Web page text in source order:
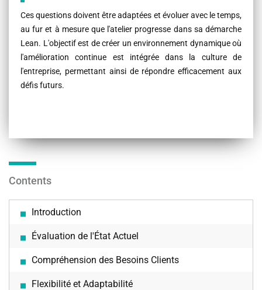
Ces questions doivent être adaptées et évoluer avec le temps,
au fur et à mesure que l'atelier progresse dans sa démarche
Lean. L'objectif est de créer un environnement dynamique où
l'amélioration continue est intégrée dans la culture de
l'entreprise, permettant ainsi de répondre efficacement aux
défis futurs.
Contents
Introduction
Évaluation de l'État Actuel
Compréhension des Besoins Clients
Flexibilité et Adaptabilité